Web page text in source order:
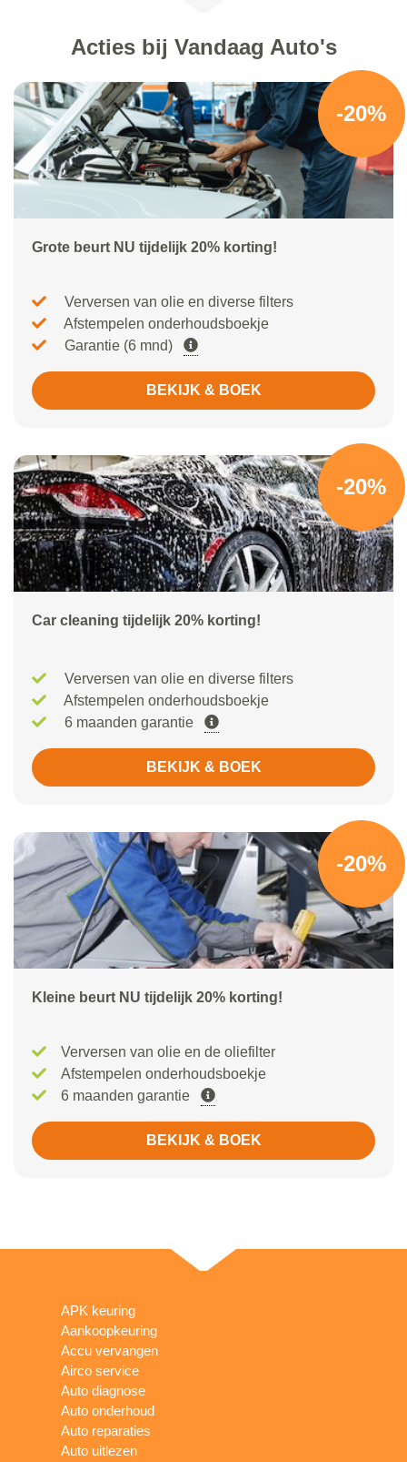
Acties bij Vandaag Auto's
-20%
Grote beurt NU tijdelijk 20% korting!
Verversen van olie en diverse filters
Afstempelen onderhoudsboekje
Garantie (6 mnd)
BEKIJK & BOEK
-20%
Car cleaning tijdelijk 20% korting!
Verversen van olie en diverse filters
Afstempelen onderhoudsboekje
6 maanden garantie
BEKIJK & BOEK
-20%
Kleine beurt NU tijdelijk 20% korting!
Verversen van olie en de oliefilter
Afstempelen onderhoudsboekje
6 maanden garantie
BEKIJK & BOEK
APK keuring
Aankoopkeuring
Accu vervangen
Airco service
Auto diagnose
Auto onderhoud
Auto reparaties
Auto uitlezen